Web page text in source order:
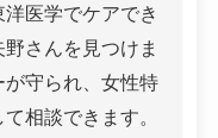
医学でケアでき
さんを見つけま
が守られ、女性特
相談できます。